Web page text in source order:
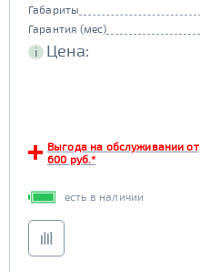
Габариты
Гарантия (мес)
i Цена:
Выгода на обслуживании от
600 руб.*
есть в наличии